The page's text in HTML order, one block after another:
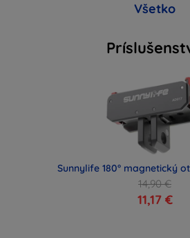
Všetko
Sunnylife 180° magnetický
14,90 €
11,17 €